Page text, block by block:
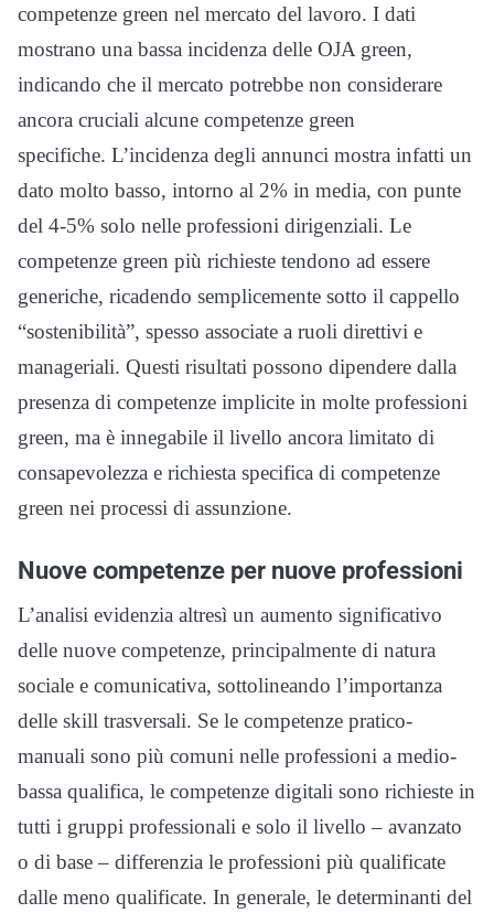
competenze green nel mercato del lavoro. I dati
mostrano una bassa incidenza delle OJA green,
indicando che il mercato potrebbe non considerare
ancora cruciali alcune competenze green
specifiche. L’incidenza degli annunci mostra infatti un
dato molto basso, intorno al 2% in media, con punte
del 4-5% solo nelle professioni dirigenziali. Le
competenze green più richieste tendono ad essere
generiche, ricadendo semplicemente sotto il cappello
“sostenibilità”, spesso associate a ruoli direttivi e
manageriali. Questi risultati possono dipendere dalla
presenza di competenze implicite in molte professioni
green, ma è innegabile il livello ancora limitato di
consapevolezza e richiesta specifica di competenze
green nei processi di assunzione.
Nuove competenze per nuove professioni
L’analisi evidenzia altresì un aumento significativo
delle nuove competenze, principalmente di natura
sociale e comunicativa, sottolineando l’importanza
delle skill trasversali. Se le competenze pratico-
manuali sono più comuni nelle professioni a medio-
bassa qualifica, le competenze digitali sono richieste in
tutti i gruppi professionali e solo il livello – avanzato
o di base – differenzia le professioni più qualificate
dalle meno qualificate. In generale, le determinanti del